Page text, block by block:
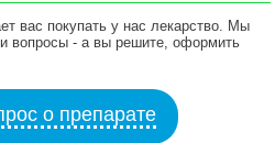
вас покупать у нас лекарство. Мы
вопросы - а вы решите, оформить
о препарате